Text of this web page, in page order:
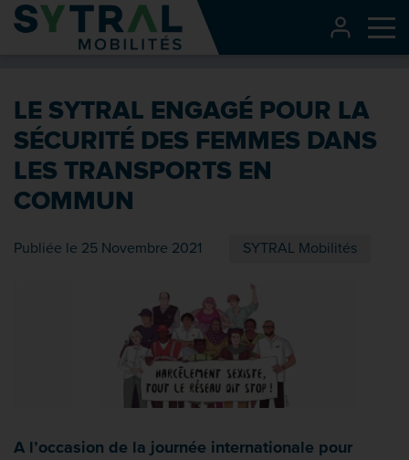
Contenu
Entête de page
Recherche
Pied de page
LE SYTRAL ENGAGÉ POUR LA
SÉCURITÉ DES FEMMES DANS
LES TRANSPORTS EN
COMMUN
Publiée le 25 Novembre 2021 SYTRAL Mobilités
A l’occasion de la journée internationale pour